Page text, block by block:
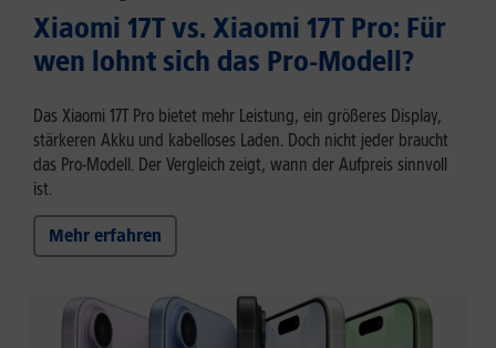
Xiaomi 17T vs. Xiaomi 17T Pro: Für
wen lohnt sich das Pro-Modell?
Das Xiaomi 17T Pro bietet mehr Leistung, ein größeres Display,
stärkeren Akku und kabelloses Laden. Doch nicht jeder braucht
das Pro-Modell. Der Vergleich zeigt, wann der Aufpreis sinnvoll
ist.
Mehr erfahren